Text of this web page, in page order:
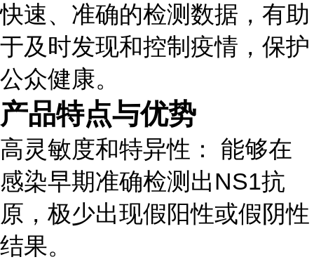
快速、准确的检测数据，有助
于及时发现和控制疫情，保护
公众健康。
产品特点与优势
高灵敏度和特异性： 能够在
感染早期准确检测出NS1抗
原，极少出现假阳性或假阴性
结果。